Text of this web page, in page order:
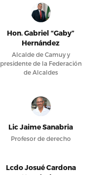
Hon. Gabriel “Gaby”
Hernández
Alcalde de Camuy y
presidente de la Federación
de Alcaldes
Lic Jaime Sanabria
Profesor de derecho
Lcdo Josué Cardona